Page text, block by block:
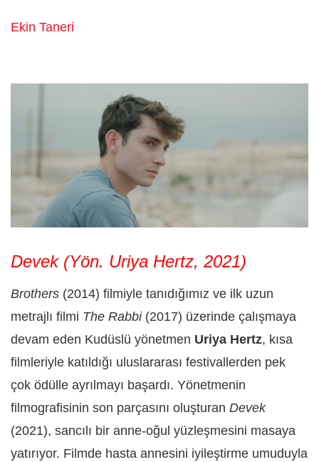
Ekin Taneri
Devek (Yön. Uriya Hertz, 2021)
Brothers (2014) filmiyle tanıdığımız ve ilk uzun
metrajlı filmi The Rabbi(2017) üzerinde çalışmaya
devam eden Kudüslü yönetmen Uriya Hertz, kısa
filmleriyle katıldığı uluslararası festivallerden pek
çok ödülle ayrılmayı başardı. Yönetmenin
filmografisinin son parçasını oluşturan Devek
(2021), sancılı bir anne-oğul yüzleşmesini masaya
yatırıyor. Filmde hasta annesini iyileştirme umuduyla